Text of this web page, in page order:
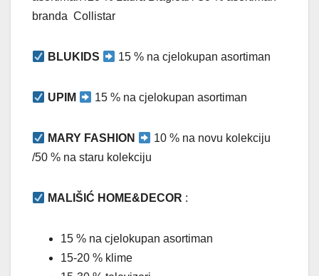
branda Collistar
BLUKIDS 15 % na cjelokupan asortiman
UPIM 15 % na cjelokupan asortiman
MARY FASHION
10 % na novu kolekciju
/50 % na staru kolekciju
MALIŠIĆ HOME&DECOR :
15 % na cjelokupan asortiman
15-20 % klime